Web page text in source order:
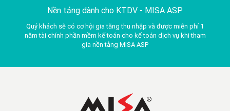
Nền tảng dành cho KTDV - MISA ASP
Quý khách sẽ có cơ hội gia tăng thu nhập và được miễn phí 1
năm tài chính phần mềm kế toán cho kế toán dịch vụ khi tham
gia nền tảng MISA ASP